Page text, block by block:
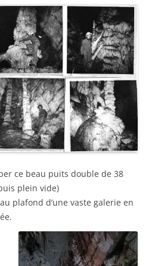
ce beau puits double de 38
plein vide)
plafond d’une vaste galerie en